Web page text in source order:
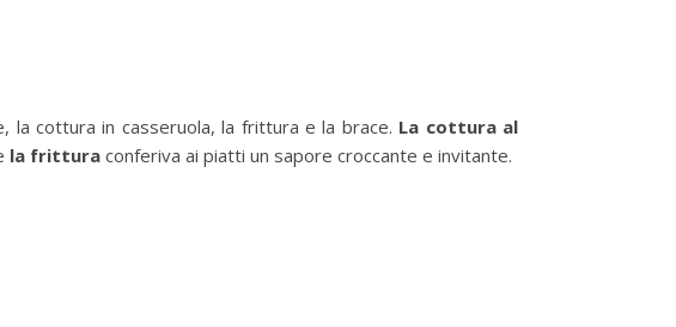
la cottura in casseruola, la frittura e la brace. La cottura al
la frittura conferiva ai piatti un sapore croccante e invitante.